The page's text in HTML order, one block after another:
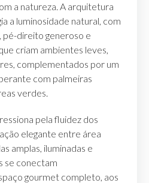
a natureza. A arquitetura
a luminosidade natural, com
pé-direito generoso e
criam ambientes leves,
complementados por um
com palmeiras
verdes.
pela fluidez dos
elegante entre área
amplas, iluminadas e
se conectam
gourmet completo, aos